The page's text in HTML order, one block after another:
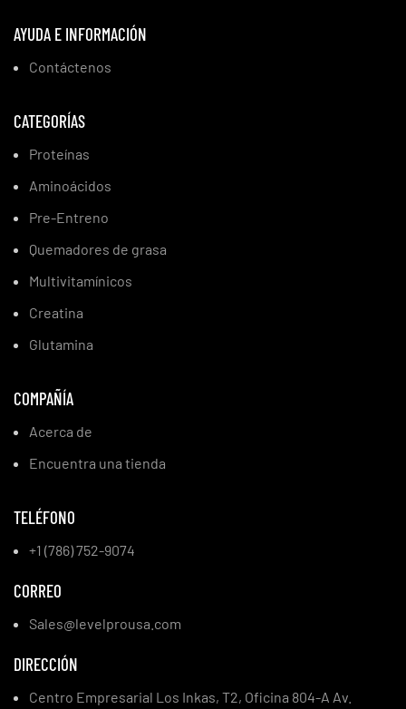
AYUDA E INFORMACIÓN
Contáctenos
CATEGORÍAS
Proteínas
Aminoácidos
Pre-Entreno
Quemadores de grasa
Multivitamínicos
Creatina
Glutamina
COMPAÑÍA
Acerca de
Encuentra una tienda
TELÉFONO
+1 (786) 752-9074
CORREO
Sales@levelprousa.com
DIRECCIÓN
Centro Empresarial Los Inkas, T2, Oficina 804-A Av.